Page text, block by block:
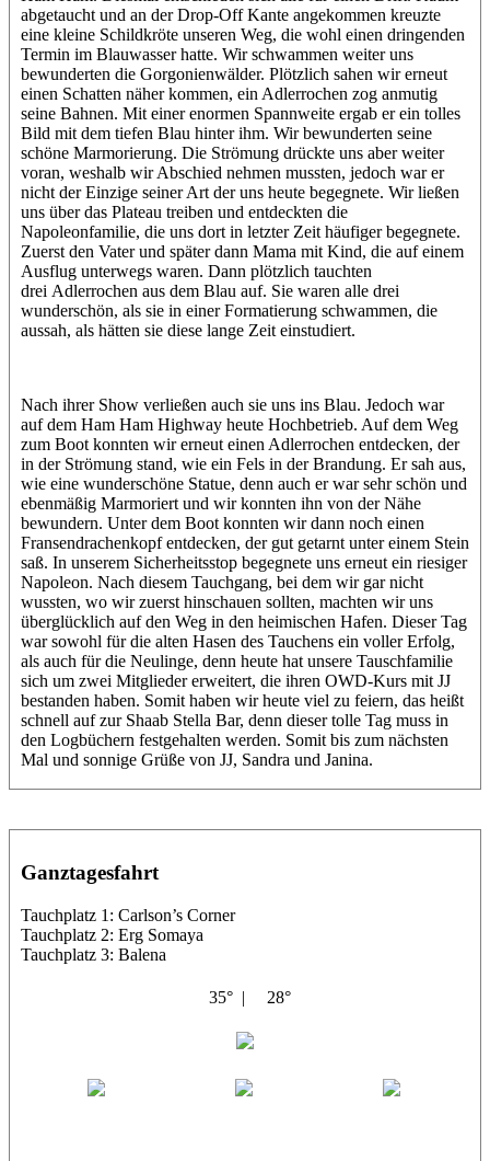
abgetaucht und an der Drop-Off Kante angekommen kreuzte
eine kleine Schildkröte unseren Weg, die wohl einen dringenden
Termin im Blauwasser hatte. Wir schwammen weiter uns
bewunderten die Gorgonienwälder. Plötzlich sahen wir erneut
einen Schatten näher kommen, ein Adlerrochen zog anmutig
seine Bahnen. Mit einer enormen Spannweite ergab er ein tolles
Bild mit dem tiefen Blau hinter ihm. Wir bewunderten seine
schöne Marmorierung. Die Strömung drückte uns aber weiter
voran, weshalb wir Abschied nehmen mussten, jedoch war er
nicht der Einzige seiner Art der uns heute begegnete. Wir ließen
uns über das Plateau treiben und entdeckten die
Napoleonfamilie, die uns dort in letzter Zeit häufiger begegnete.
Zuerst den Vater und später dann Mama mit Kind, die auf einem
Ausflug unterwegs waren. Dann plötzlich tauchten
drei Adlerrochen aus dem Blau auf. Sie waren alle drei
wunderschön, als sie in einer Formatierung schwammen, die
aussah, als hätten sie diese lange Zeit einstudiert.
Nach ihrer Show verließen auch sie uns ins Blau. Jedoch war
auf dem Ham Ham Highway heute Hochbetrieb. Auf dem Weg
zum Boot konnten wir erneut einen Adlerrochen entdecken, der
in der Strömung stand, wie ein Fels in der Brandung. Er sah aus,
wie eine wunderschöne Statue, denn auch er war sehr schön und
ebenmäßig Marmoriert und wir konnten ihn von der Nähe
bewundern. Unter dem Boot konnten wir dann noch einen
Fransendrachenkopf entdecken, der gut getarnt unter einem Stein
saß. In unserem Sicherheitsstop begegnete uns erneut ein riesiger
Napoleon. Nach diesem Tauchgang, bei dem wir gar nicht
wussten, wo wir zuerst hinschauen sollten, machten wir uns
überglücklich auf den Weg in den heimischen Hafen. Dieser Tag
war sowohl für die alten Hasen des Tauchens ein voller Erfolg,
als auch für die Neulinge, denn heute hat unsere Tauschfamilie
sich um zwei Mitglieder erweitert, die ihren OWD-Kurs mit JJ
bestanden haben. Somit haben wir heute viel zu feiern, das heißt
schnell auf zur Shaab Stella Bar, denn dieser tolle Tag muss in
den Logbüchern festgehalten werden. Somit bis zum nächsten
Mal und sonnige Grüße von JJ, Sandra und Janina.
Ganztagesfahrt
Tauchplatz 1: Carlson’s Corner
Tauchplatz 2: Erg Somaya
Tauchplatz 3: Balena
35° | 28°